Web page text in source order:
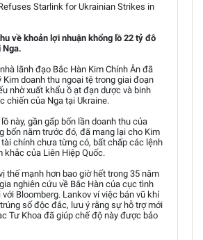
Starlink for Ukrainian Strikes in
về khoản lợi nhuận khổng lồ 22 tỷ đô
Nga.
lãnh đạo Bắc Hàn Kim Chính Ân đã
Kim doanh thu ngoại tệ trong giai đoạn
nhờ xuất khẩu ồ ạt đạn dược và binh
chiến của Nga tại Ukraine.
này, gần gấp bốn lần doanh thu của
bốn năm trước đó, đã mang lại cho Kim
tài chính chưa từng có, bất chấp các lệnh
khắc của Liên Hiệp Quốc.
thế mạnh hơn bao giờ hết trong 35 năm
nghiên cứu về Bắc Hàn của cục tình
với Bloomberg. Lankov ví việc bán vũ khí
số độc đắc, lưu ý rằng sự hỗ trợ mới
Tư Khoa đã giúp chế độ này được bảo